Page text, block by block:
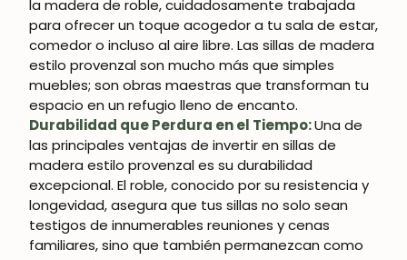
la madera de roble, cuidadosamente trabajada
para ofrecer un toque acogedor a tu sala de estar,
comedor o incluso al aire libre. Las sillas de madera
estilo provenzal son mucho más que simples
muebles; son obras maestras que transforman tu
espacio en un refugio lleno de encanto.
Durabilidad que Perdura en el Tiempo:Una de
las principales ventajas de invertir en sillas de
madera estilo provenzal es su durabilidad
excepcional. El roble, conocido por su resistencia y
longevidad, asegura que tus sillas no solo sean
testigos de innumerables reuniones y cenas
familiares, sino que también permanezcan como